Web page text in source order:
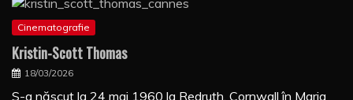
Cinematografie
Kristin-Scott Thomas
18/03/2026
S-a născut la 24 mai 1960 la Redruth, Cornwall în Maria